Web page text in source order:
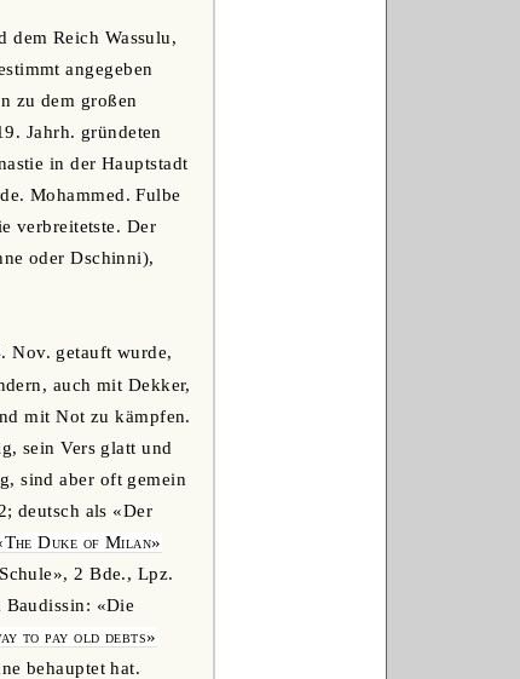
dem Reich Wassulu,
angegeben
zu dem großen
Jahrh. gründeten
in der Hauptstadt
Mohammed. Fulbe
verbreitetste. Der
oder Dschinni),
Nov. getauft wurde,
auch mit Dekker,
mit Not zu kämpfen.
sein Vers glatt und
sind aber oft gemein
deutsch als «Der
Duke of Milan»
2 Bde., Lpz.
«Die
to pay old debts»
behauptet hat.